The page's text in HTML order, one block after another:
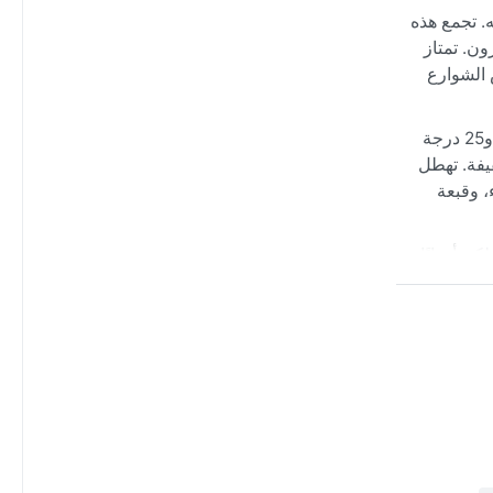
تجمع هذه
تمتاز
الشوارع
تصنف باريس ضمن مناخ المحيطات (Cfb)، مما يمنحها فصولاً معتدلة نسبيًا. الصيف دافئ ولطيف، بمتوسط درجات حرارة تتراوح بين 18 و25 درجة
تهطل
وقبعة
لكنها